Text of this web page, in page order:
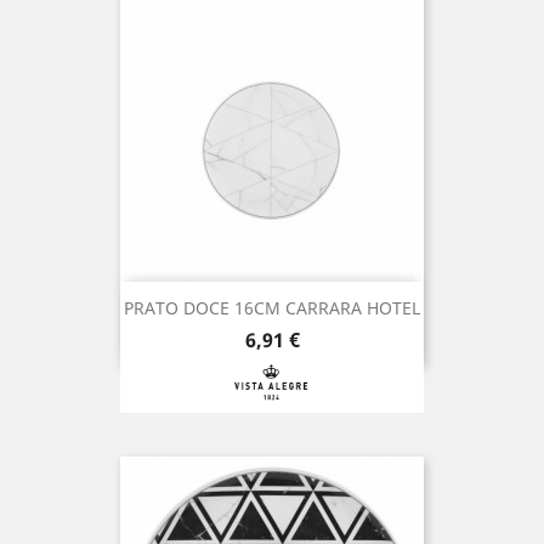
PRATO DOCE 16CM CARRARA HOTEL
Preço
6,91 €